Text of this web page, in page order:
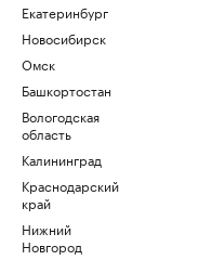
Екатеринбург
Новосибирск
Омск
Башкортостан
Вологодская
область
Калининград
Краснодарский
край
Нижний
Новгород